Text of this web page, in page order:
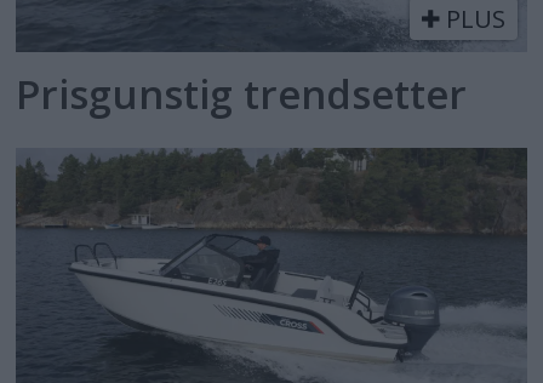
PLUS
Prisgunstig trendsetter